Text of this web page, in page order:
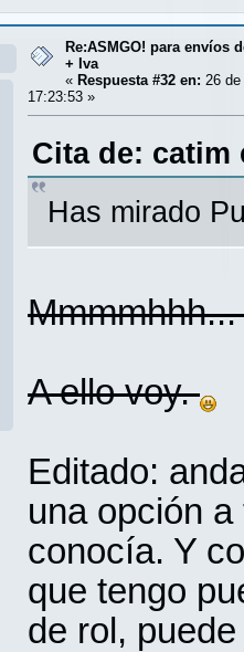
Re:ASMGO! para envíos
+ Iva
« Respuesta #32 en: 26
17:23:53 »
Cita de: catim
Has mirado
A ello voy.
Editado:
una opción
conocía. Y
que tengo
de rol,